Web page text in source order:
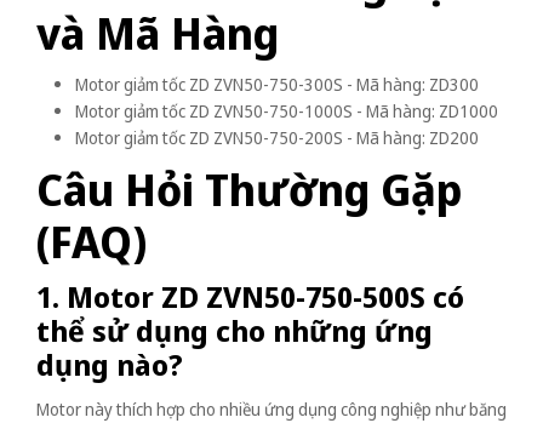
và Mã Hàng
Motor giảm tốc ZD ZVN50-750-300S - Mã hàng: ZD300
Motor giảm tốc ZD ZVN50-750-1000S - Mã hàng: ZD1000
Motor giảm tốc ZD ZVN50-750-200S - Mã hàng: ZD200
Câu Hỏi Thường Gặp
(FAQ)
1. Motor ZD ZVN50-750-500S có
thể sử dụng cho những ứng
dụng nào?
Motor này thích hợp cho nhiều ứng dụng công nghiệp như băng